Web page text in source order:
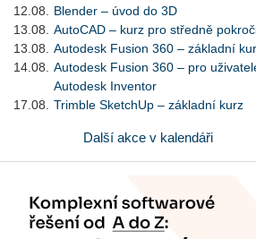
12.08.
Blender – úvod do 3D
13.08.
AutoCAD – kurz pro středně
13.08.
Autodesk Fusion 360 – základní
14.08.
Autodesk Fusion 360 – pro
Autodesk Inventor
17.08.
Trimble SketchUp – základní kurz
Další akce v kalendáři